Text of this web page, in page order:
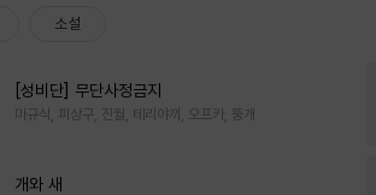
소설
[성비단] 무단사정금지
마규식, 피상구, 진월, 테리야끼, 오프카, 뚱개
개와 새